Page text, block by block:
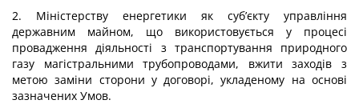
2. Міністерству енергетики як суб’єкту управління
державним майном, що використовується у процесі
провадження діяльності з транспортування природного
газу магістральними трубопроводами, вжити заходів з
метою заміни сторони у договорі, укладеному на основі
зазначених Умов.